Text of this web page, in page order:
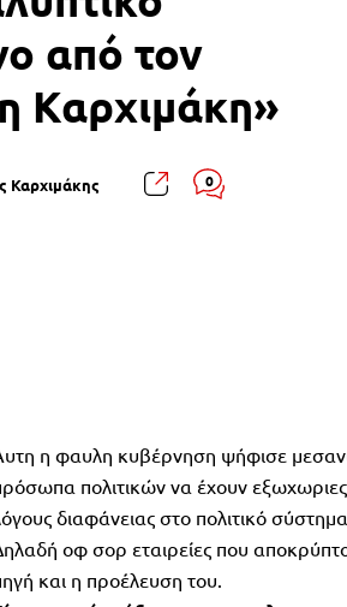
από τον
Καρχιμάκη»
Καρχιμάκης 0
η φαυλη κυβέρνηση ψήφισε
πολιτικών να έχουν
διαφάνειας στο πολιτικό
οφ σορ εταιρείες που
και η προέλευση του.